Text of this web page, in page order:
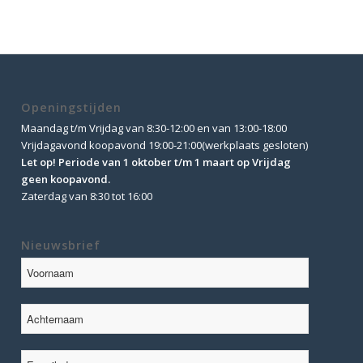
Openingstijden
Maandag t/m Vrijdag van 8:30-12:00 en van 13:00-18:00
Vrijdagavond koopavond 19:00-21:00(werkplaats gesloten)
Let op! Periode van 1 oktober t/m 1 maart op Vrijdag
geen koopavond.
Zaterdag van 8:30 tot 16:00
Nieuwsbrief